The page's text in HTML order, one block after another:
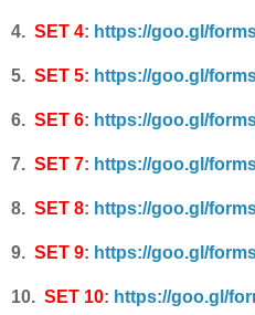
4. SET 4: https://goo.gl/
5. SET 5: https://goo.gl/
6. SET 6: https://goo.gl/
7. SET 7: https://goo.gl/
8. SET 8: https://goo.gl/
9. SET 9: https://goo.gl/
10. SET 10: https://goo.gl/